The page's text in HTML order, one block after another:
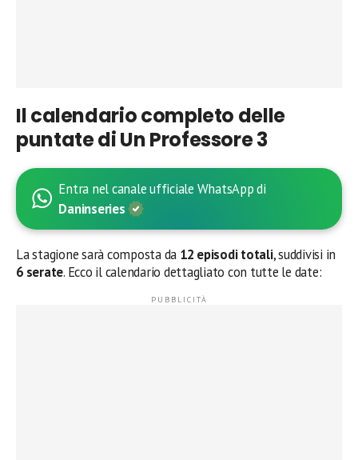
Il calendario completo delle
puntate di Un Professore 3
Entra nel canale ufficiale WhatsApp di
Daninseries
La stagione sarà composta da 12 episodi totali, suddivisi in
6 serate. Ecco il calendario dettagliato con tutte le date: